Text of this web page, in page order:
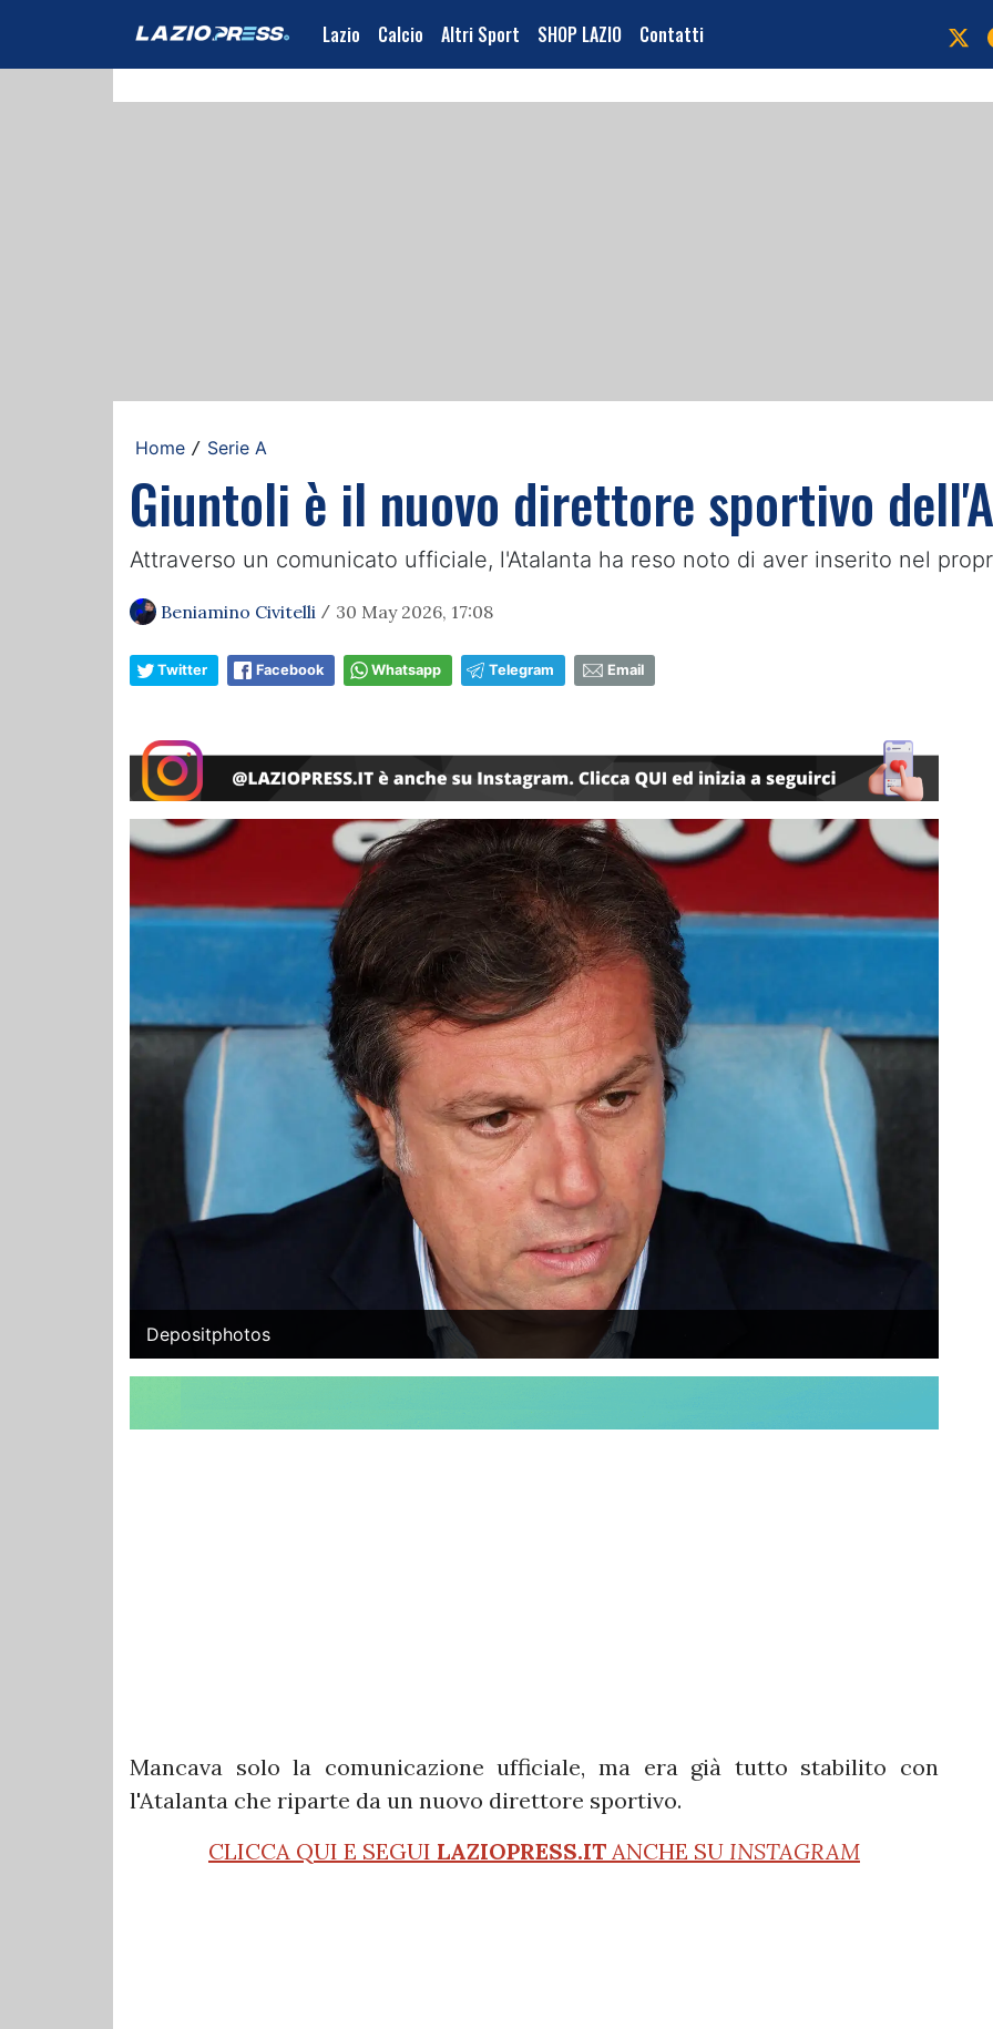
Lazio Calcio Altri Sport SHOP LAZIO Contatti
Home / Serie A
Giuntoli è il nuovo direttore sportivo
Attraverso un comunicato ufficiale, l'Atalanta ha reso noto di aver inserito nel
Beniamino Civitelli / 30 May 2026, 17:08
Twitter Facebook Whatsapp Telegram Email
Depositphotos
Mancava solo la comunicazione ufficiale, ma era già tutto stabilito con
l'Atalanta che riparte da un nuovo direttore sportivo.
CLICCA QUI E SEGUI LAZIOPRESS.IT ANCHE SU INSTAGRAM